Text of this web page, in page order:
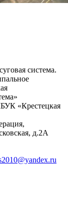
система.
«Крестецкая
д.2А